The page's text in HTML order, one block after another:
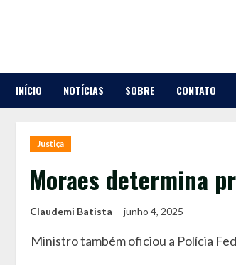
INÍCIO NOTÍCIAS SOBRE CONTATO
Justiça
Moraes determina
Claudemi Batista junho 4, 2025
Ministro também oficiou a Polícia